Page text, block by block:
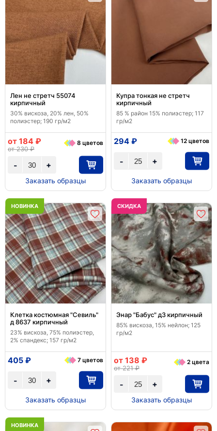
Лен не стретч 55074
кирпичный
30% вискоза, 20% лен, 50%
полиэстер; 190 гр/м2
+
-
от 184 ₽
от 230 ₽
8 цветов
Заказать образцы
Купра тонкая не стретч
кирпичный
85 % район 15% полиэстер; 117
гр/м2
+
-
294 ₽ 12 цветов
Заказать образцы
НОВИНКА
Клетка костюмная "Севиль"
д 8637 кирпичный
23% вискоза, 75% полиэстер,
2% спандекс; 157 гр/м2
+
-
405 ₽ 7 цветов
Заказать образцы
CКИДКА
Энар "Бабус" д3 кирпичный
85% вискоза, 15% нейлон; 125
гр/м2
+
-
от 138 ₽
от 221 ₽
2 цвета
Заказать образцы
НОВИНКА